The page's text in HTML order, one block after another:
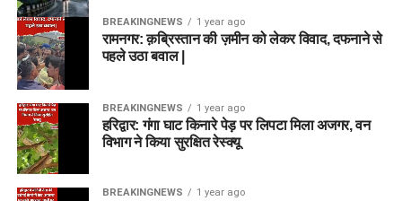
BREAKINGNEWS 1 year ago
रामनगर: क़ब्रिस्तान की ज़मीन को लेकर विवाद, दफनाने से
पहले उठा बवाल |
BREAKINGNEWS 1 year ago
हरिद्वार: गंगा घाट किनारे पेड़ पर लिपटा मिला अजगर, वन
विभाग ने किया सुरक्षित रेस्क्यू
BREAKINGNEWS 1 year ago